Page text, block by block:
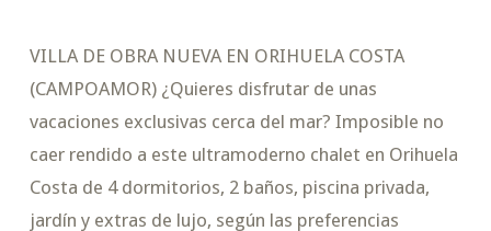
VILLA DE OBRA NUEVA EN ORIHUELA COSTA
(CAMPOAMOR) ¿Quieres disfrutar de unas
vacaciones exclusivas cerca del mar? Imposible no
caer rendido a este ultramoderno chalet en Orihuela
Costa de 4 dormitorios, 2 baños, piscina privada,
jardín y extras de lujo, según las preferencias